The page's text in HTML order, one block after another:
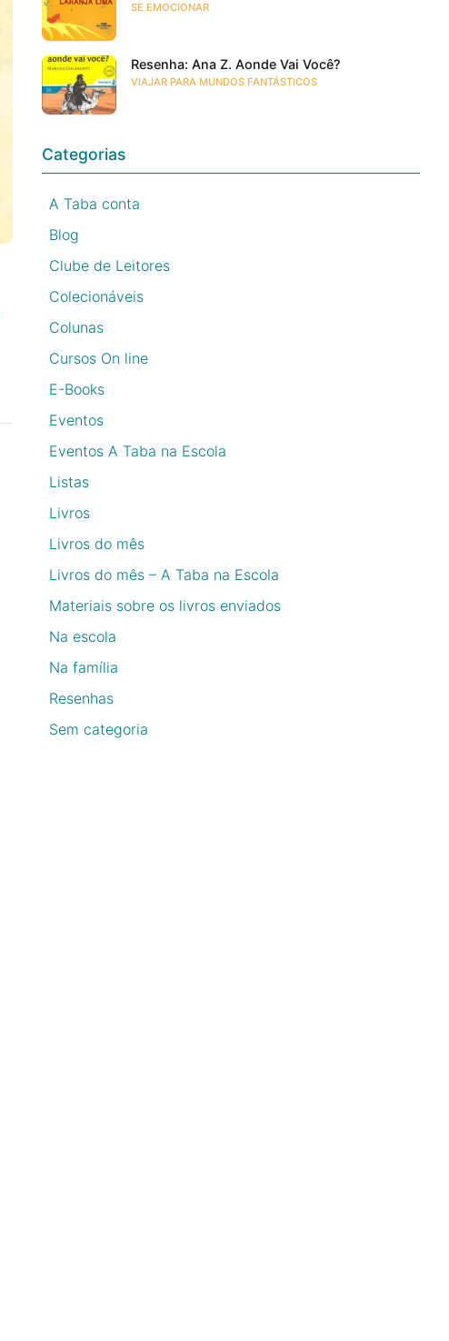
SE EMOCIONAR
Resenha: Ana Z. Aonde Vai Você?
VIAJAR PARA MUNDOS FANTÁSTICOS
Categorias
A Taba conta
Blog
Clube de Leitores
Colecionáveis
Colunas
Cursos On line
E-Books
Eventos
Eventos A Taba na Escola
Listas
Livros
Livros do mês
Livros do mês – A Taba na Escola
Materiais sobre os livros enviados
Na escola
Na família
Resenhas
Sem categoria